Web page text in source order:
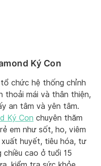
Ký Con
chức hệ thống chỉnh
thoải mái và thân thiện,
an tâm và yên tâm.
Ký Con chuyên thăm
em như sốt, ho, viêm
huyết, tiêu hóa, tư
cao ở tuổi 15